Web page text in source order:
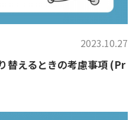
2023.10.27
替えるときの考慮事項 (Pr